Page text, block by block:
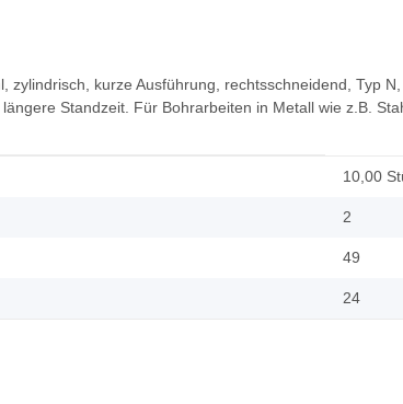
kurze Ausführung, rechtsschneidend, Typ
Standzeit. Für Bohrarbeiten in Metall wie z.B.
10,00
2
49
24